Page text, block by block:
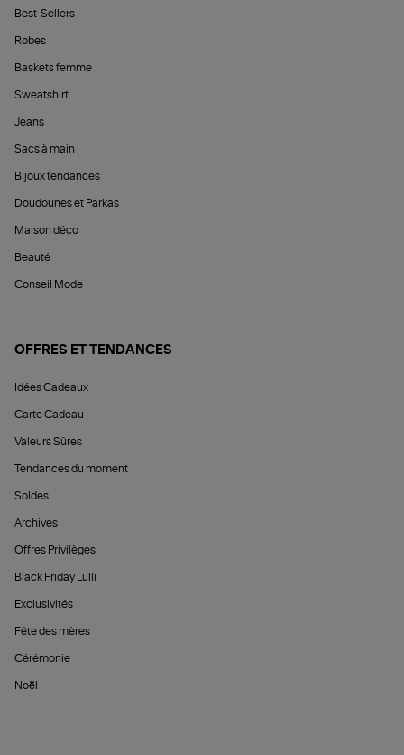
Best-Sellers
Robes
Baskets femme
Sweatshirt
Jeans
Sacs à main
Bijoux tendances
Doudounes et Parkas
Maison déco
Beauté
Conseil Mode
OFFRES ET TENDANCES
Idées Cadeaux
Carte Cadeau
Valeurs Sûres
Tendances du moment
Soldes
Archives
Offres Privilèges
Black Friday Lulli
Exclusivités
Fête des mères
Cérémonie
Noël